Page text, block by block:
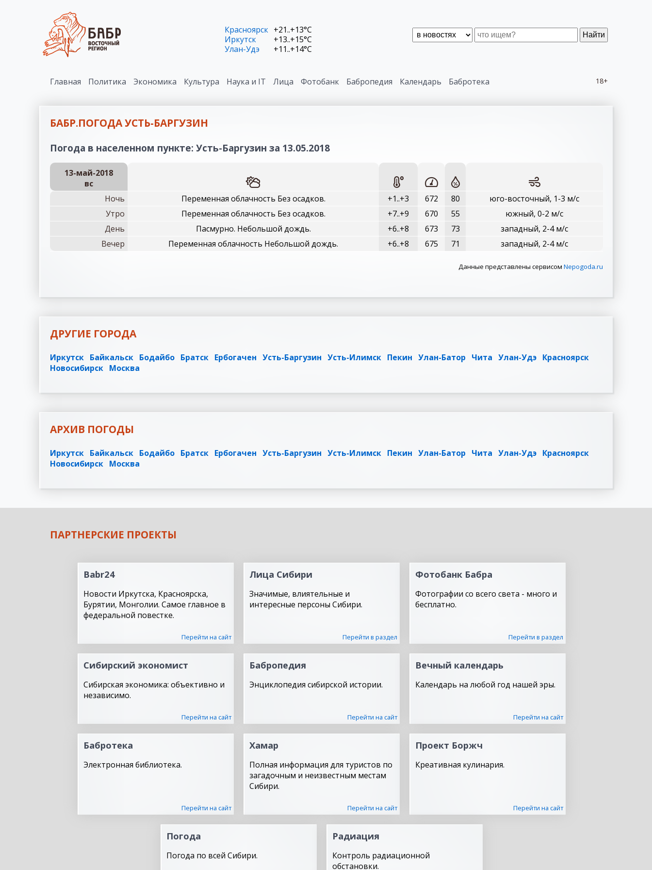
Найти
Красноярск +21..+13°C
Иркутск
+13..+15°C
Улан-Удэ
+11..+14°C
18+
Главная Политика Экономика Культура Наука и IT Лица Фотобанк Бабропедия Календарь Бабротека
БАБР.ПОГОДА УСТЬ-БАРГУЗИН
Погода в населенном пункте: Усть-Баргузин за 13.05.2018
13-май-2018
вc
Ночь
Переменная облачность Без осадков. +1..+3 672 80
юго-восточный, 1-3 м/с
Утро
Переменная облачность Без осадков. +7..+9 670 55
южный, 0-2 м/с
День
Пасмурно. Небольшой дождь. +6..+8 673 73
западный, 2-4 м/с
Вечер
Переменная облачность Небольшой дождь. +6..+8 675 71 западный, 2-4 м/с
Данные представлены сервисом Nepogoda.ru
ДРУГИЕ ГОРОДА
Иркутск Байкальск Бодайбо Братск Ербогачен Усть-Баргузин Усть-Илимск Пекин Улан-Батор Чита Улан-Удэ Красноярск
Новосибирск Москва
АРХИВ ПОГОДЫ
Иркутск Байкальск Бодайбо Братск Ербогачен Усть-Баргузин Усть-Илимск Пекин Улан-Батор Чита Улан-Удэ Красноярск
Новосибирск Москва
ПАРТНЕРСКИЕ ПРОЕКТЫ
Babr24
Новости Иркутска, Красноярска,
Бурятии, Монголии. Самое главное в
федеральной повестке.
Перейти на сайт
Лица Сибири
Значимые, влиятельные и
интересные персоны Сибири.
Перейти в раздел
Фотобанк Бабра
Фотографии со всего света - много и
бесплатно.
Перейти в раздел
Сибирский экономист
Сибирская экономика: объективно и
независимо.
Перейти на сайт
Бабропедия
Энциклопедия сибирской истории.
Перейти на сайт
Вечный календарь
Календарь на любой год нашей эры.
Перейти на сайт
Бабротека
Электронная библиотека.
Перейти на сайт
Хамар
Полная информация для туристов по
загадочным и неизвестным местам
Сибири.
Перейти на сайт
Проект Боржч
Креативная кулинария.
Перейти на сайт
Погода
Погода по всей Сибири.
Радиация
Контроль радиационной
обстановки.